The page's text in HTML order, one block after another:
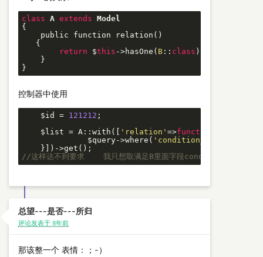
class A extends
Model
{
    public function relation()
   {
return $this ->hasOne( B :: class )
    }
}
控制器中使用
    $id =
121212 ;
    $list = A::with([
'relation'=>function
              $query->where(
'condition_id'
//这样达不到要求    我只想取满足B里面字段condition_id = $id
总望---是否---所归
评论发表于 8年前
那该整一个 表情：；-）